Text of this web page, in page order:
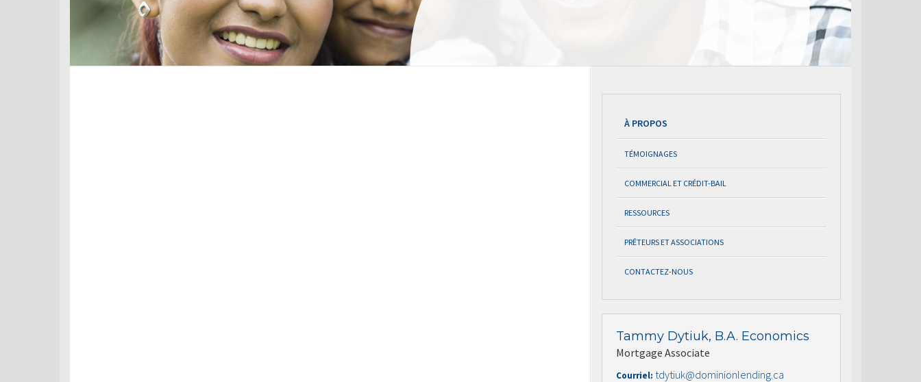
À PROPOS
TÉMOIGNAGES
COMMERCIAL ET CRÉDIT-BAIL
RESSOURCES
PRÊTEURS ET ASSOCIATIONS
CONTACTEZ-NOUS
Tammy Dytiuk, B.A. Economics
Mortgage Associate
Courriel: tdytiuk@dominionlending.ca